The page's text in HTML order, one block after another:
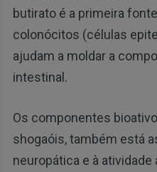
butirato é a primeira
colonócitos (células
ajudam a moldar a
intestinal.
Os componentes
shogaóis, também está
neuropática e à